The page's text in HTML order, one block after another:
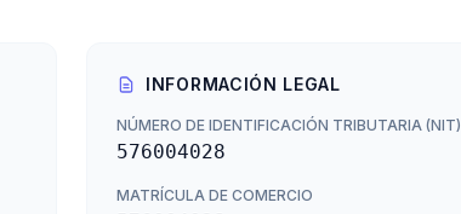
INFORMACIÓN LEGAL
NÚMERO DE IDENTIFICACIÓN TRIBUTARIA (NIT)
576004028
MATRÍCULA DE COMERCIO